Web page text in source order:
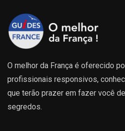
O melhor da França é oferecido
profissionais responsivos,
que terão prazer em fazer você
segredos.